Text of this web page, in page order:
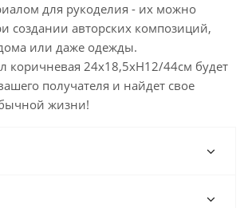
для рукоделия - их можно
создании авторских композиций,
или даже одежды.
коричневая 24х18,5хН12/44см будет
получателя и найдет свое
жизни!